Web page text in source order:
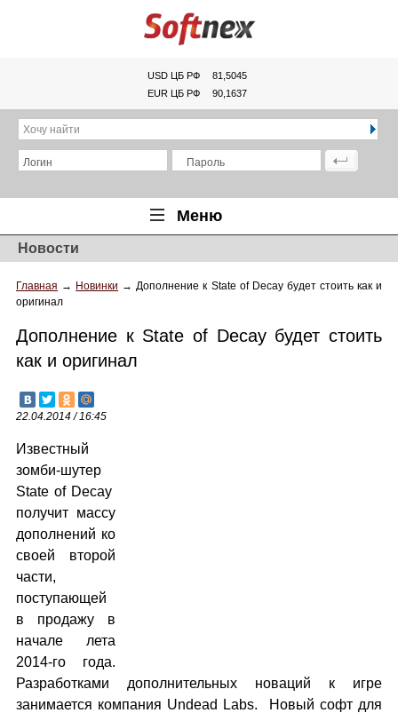
USD ЦБ РФ
81,5045
EUR ЦБ РФ
90,1637
Хочу найти
Логин Пароль
Меню
Главная
Обзоры
Новинки
Новости
Главная → Новинки →Дополнение к State of Decay будет стоить как и
оригинал
Дополнение к State of Decay будет стоить
как и оригинал
22.04.2014 / 16:45
Известный
зомби-шутер
State of Decay
получит массу
дополнений ко
своей второй
части,
поступающей
в продажу в
начале лета
2014-го года.
Разработками дополнительных новаций к игре
занимается компания Undead Labs. Новый софт для